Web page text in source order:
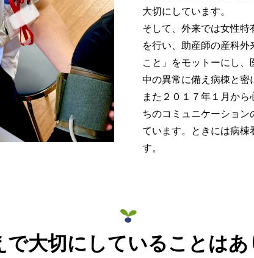
大切にしています。
そして、外来では女性
を行い、助産師の産科
こと」をモットーにし
中の異常に備え病棟と密
また２０１７年１月か
ちのコミュニケーション
ています。ときには病棟
す。
で大切にしていることは